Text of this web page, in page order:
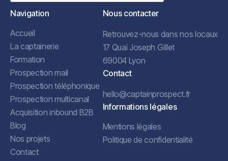
Navigation
Accueil
La captainerie
Formation
Prospection mail
Prospection téléphonique
Prospection multicanal
Acquisition inbound B2B
Blog
Nos projets
Contact
Nous contacter
Retrouvez-nous dans nos locaux
17 Quai Joseph Gillet
69004 Lyon
Contact
hello@captainprospect.fr
Informations légales
Mentions légales
Politique de confidentialité